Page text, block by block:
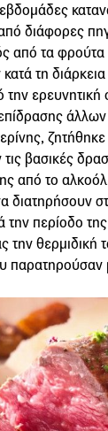
διάφορες
από τα φρούτα
τη
την
βασικές
από το
διατηρήσουν
την περίοδο
την θερμιδική
παρατηρούσαν